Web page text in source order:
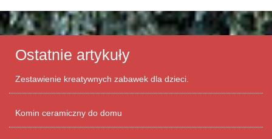
Ostatnie artykuły
Zestawienie kreatywnych zabawek dla dzieci.
Komin ceramiczny do domu